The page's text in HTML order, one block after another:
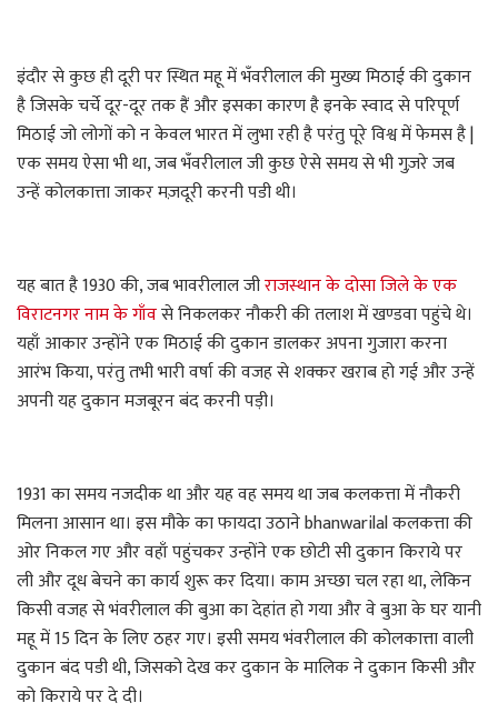
इंदौर से कुछ ही दूरी पर स्थित महू में भँवरीलाल की मुख्य मिठाई की दुकान
है जिसके चर्चे दूर-दूर तक हैं और इसका कारण है इनके स्वाद से परिपूर्ण
मिठाई जो लोगों को न केवल भारत में लुभा रही है परंतु पूरे विश्व में फेमस है |
एक समय ऐसा भी था, जब भँवरीलाल जी कुछ ऐसे समय से भी गुज़रे जब
उन्हें कोलकात्ता जाकर मज़दूरी करनी पडी थी।
यह बात है 1930 की, जब भावरीलाल जीराजस्थान के दोसा जिले के एक
विराटनगर नाम के गाँवसे निकलकर नौकरी की तलाश में खण्डवा पहुंचे थे।
यहाँ आकार उन्होंने एक मिठाई की दुकान डालकर अपना गुजारा करना
आरंभ किया, परंतु तभी भारी वर्षा की वजह से शक्कर खराब हो गई और उन्हें
अपनी यह दुकान मजबूरन बंद करनी पड़ी।
1931 का समय नजदीक था और यह वह समय था जब कलकत्ता में नौकरी
मिलना आसान था। इस मौके का फायदा उठाने bhanwarilal कलकत्ता की
ओर निकल गए और वहाँ पहुंचकर उन्होंने एक छोटी सी दुकान किराये पर
ली और दूध बेचने का कार्य शुरू कर दिया। काम अच्छा चल रहा था, लेकिन
किसी वजह से भंवरीलाल की बुआ का देहांत हो गया और वे बुआ के घर यानी
महू में 15 दिन के लिए ठहर गए। इसी समय भंवरीलाल की कोलकात्ता वाली
दुकान बंद पडी थी, जिसको देख कर दुकान के मालिक ने दुकान किसी और
को किराये पर दे दी।